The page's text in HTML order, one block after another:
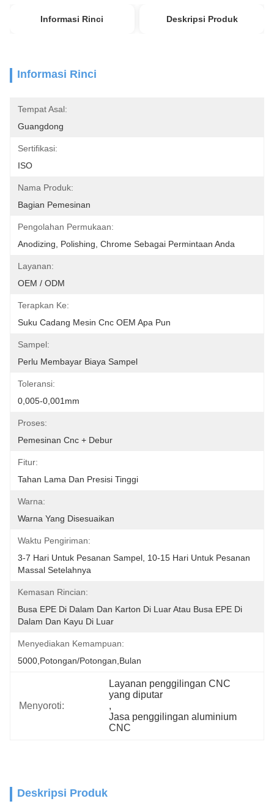
Informasi Rinci Deskripsi Produk
Informasi Rinci
Tempat Asal:
Guangdong
Sertifikasi:
ISO
Nama Produk:
Bagian Pemesinan
Pengolahan Permukaan:
Anodizing, Polishing, Chrome Sebagai Permintaan Anda
Layanan:
OEM / ODM
Terapkan Ke:
Suku Cadang Mesin Cnc OEM Apa Pun
Sampel:
Perlu Membayar Biaya Sampel
Toleransi:
0,005-0,001mm
Proses:
Pemesinan Cnc + Debur
Fitur:
Tahan Lama Dan Presisi Tinggi
Warna:
Warna Yang Disesuaikan
Waktu Pengiriman:
3-7 Hari Untuk Pesanan Sampel, 10-15 Hari Untuk Pesanan
Massal Setelahnya
Kemasan Rincian:
Busa EPE Di Dalam Dan Karton Di Luar Atau Busa EPE Di
Dalam Dan Kayu Di Luar
Menyediakan Kemampuan:
5000,Potongan/Potongan,Bulan
Menyoroti:
Layanan penggilingan CNC
yang diputar
,
Jasa penggilingan aluminium
CNC
Deskripsi Produk